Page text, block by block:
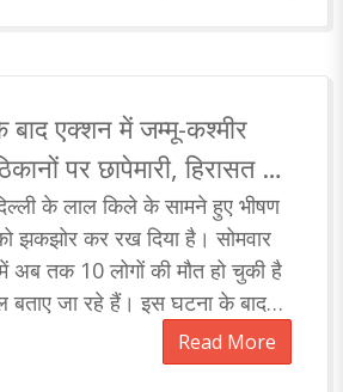
बाद एक्शन में जम्मू-कश्मीर
पर छापेमारी, हिरासत में
के लाल किले के सामने हुए भीषण
झकझोर कर रख दिया है। सोमवार
अब तक 10 लोगों की मौत हो चुकी है
जा रहे हैं। इस घटना के बाद
ने घाटी में बड़ी कार्रवाई करते हु..
Read More